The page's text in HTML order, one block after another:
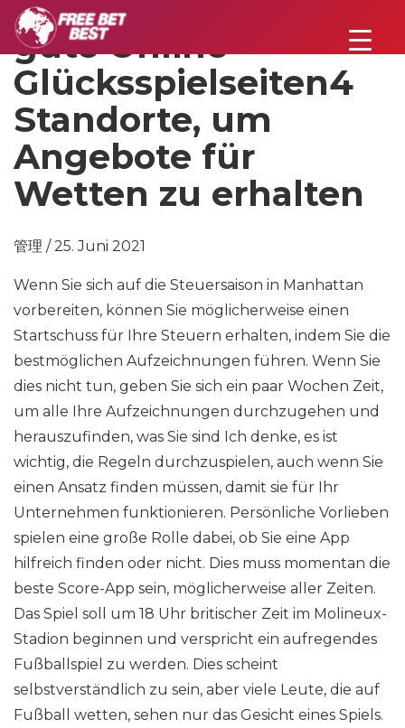
gute Online-
Glücksspielseiten4
Standorte, um
Angebote für
Wetten zu erhalten
管理 / 25. Juni 2021
Wenn Sie sich auf die Steuersaison in Manhattan
vorbereiten, können Sie möglicherweise einen
Startschuss für Ihre Steuern erhalten, indem Sie die
bestmöglichen Aufzeichnungen führen. Wenn Sie
dies nicht tun, geben Sie sich ein paar Wochen Zeit,
um alle Ihre Aufzeichnungen durchzugehen und
herauszufinden, was Sie sind Ich denke, es ist
wichtig, die Regeln durchzuspielen, auch wenn Sie
einen Ansatz finden müssen, damit sie für Ihr
Unternehmen funktionieren. Persönliche Vorlieben
spielen eine große Rolle dabei, ob Sie eine App
hilfreich finden oder nicht. Dies muss momentan die
beste Score-App sein, möglicherweise aller Zeiten.
Das Spiel soll um 18 Uhr britischer Zeit im Molineux-
Stadion beginnen und verspricht ein aufregendes
Fußballspiel zu werden. Dies scheint
selbstverständlich zu sein, aber viele Leute, die auf
Fußball wetten, sehen nur das Gesicht eines Spiels.